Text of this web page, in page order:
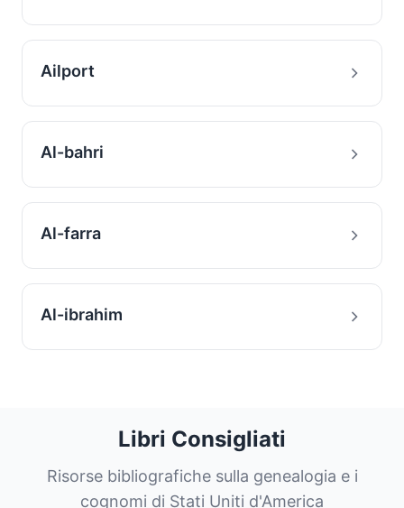
Ailport
Al-bahri
Al-farra
Al-ibrahim
Libri Consigliati
Risorse bibliografiche sulla genealogia e i
cognomi di Stati Uniti d'America